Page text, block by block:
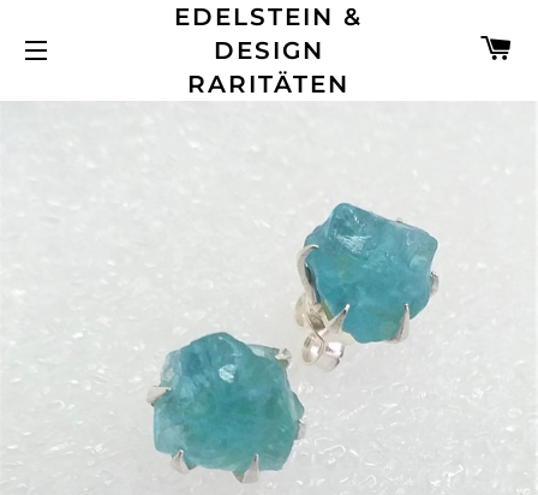
SEITENNAVIGATION
EDELSTEIN &
DESIGN
RARITÄTEN